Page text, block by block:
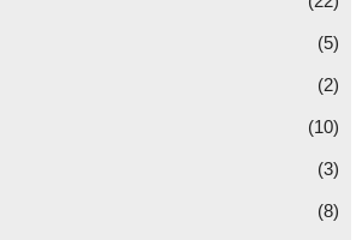
(5)
(2)
(10)
(3)
(8)